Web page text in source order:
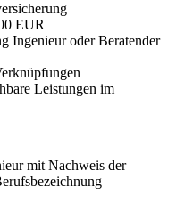
EUR
Ingenieur oder Beratender
Leistungen im
mit Nachweis der